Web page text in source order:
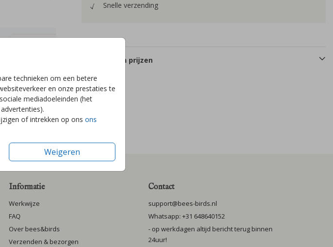
technieken om een betere
en onze prestaties te
mediadoeleinden (het
of intrekken op ons ons
Weigeren
Snelle verzending
Formaten en prijzen
Informatie
Werkwijze
FAQ
Over bees&birds
Verzenden & bezorgen
Contact
support@bees-birds.nl
Whatsapp: +31 648640152
- op werkdagen altijd bericht terug binnen
24uur!